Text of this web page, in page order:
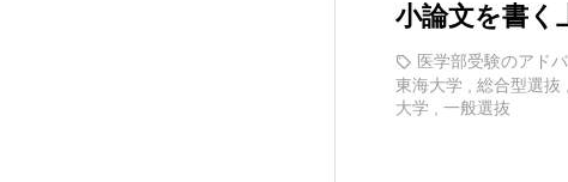
小論文を書く
医学部受験のアド
東海大学
総合型選抜
大学
一般選抜